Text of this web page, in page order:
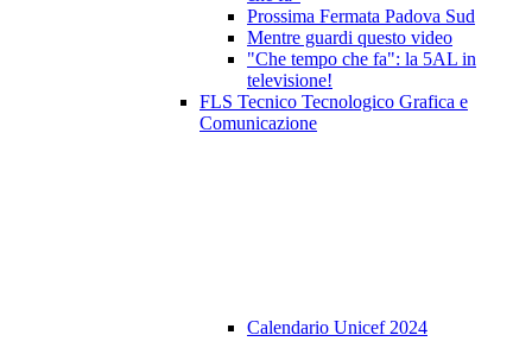
Prossima Fermata Padova Sud
Mentre guardi questo video
"Che tempo che fa": la 5AL in
televisione!
FLS Tecnico Tecnologico Grafica e
Comunicazione
Calendario Unicef 2024